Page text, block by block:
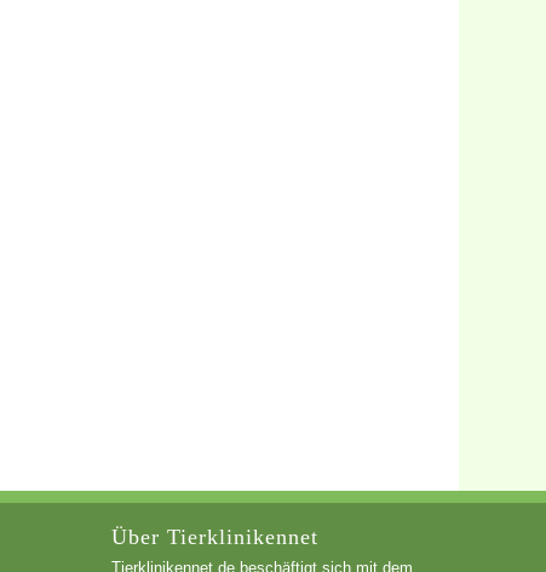
Über Tierklinikennet
Tierklinikennet.de beschäftigt sich mit dem